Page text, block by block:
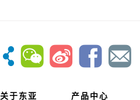
关于东亚 产品中心